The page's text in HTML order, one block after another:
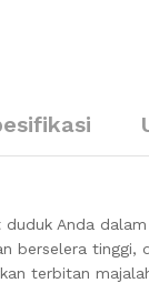
Anda
berselera
terbitan